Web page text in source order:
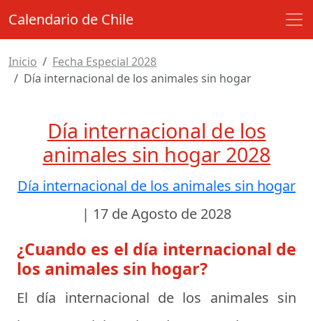
Calendario de Chile
Inicio
Fecha Especial 2028
Día internacional de los animales sin hogar
Día internacional de los
animales sin hogar 2028
Día internacional de los animales sin hogar
| 17 de Agosto de 2028
¿Cuando es el día internacional de
los animales sin hogar?
El día internacional de los animales sin